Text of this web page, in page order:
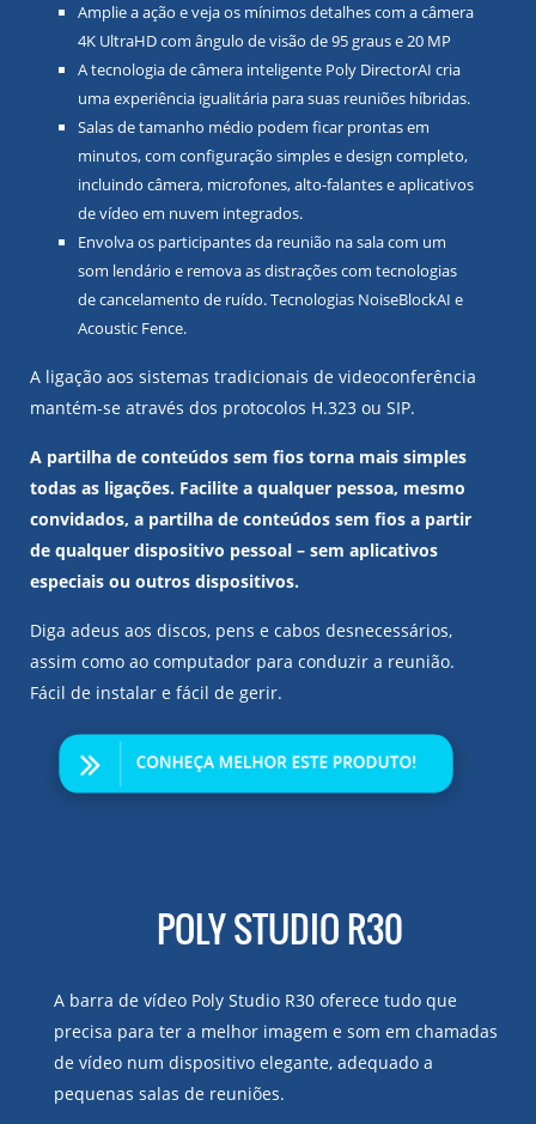
Amplie a ação e veja os mínimos detalhes com a câmera
4K UltraHD com ângulo de visão de 95 graus e 20 MP
A tecnologia de câmera inteligente Poly DirectorAI cria
uma experiência igualitária para suas reuniões híbridas.
Salas de tamanho médio podem ficar prontas em
minutos, com configuração simples e design completo,
incluindo câmera, microfones, alto-falantes e aplicativos
de vídeo em nuvem integrados.
Envolva os participantes da reunião na sala com um
som lendário e remova as distrações com tecnologias
de cancelamento de ruído. Tecnologias NoiseBlockAI e
Acoustic Fence.
A ligação aos sistemas tradicionais de videoconferência
mantém-se através dos protocolos H.323 ou SIP.
A partilha de conteúdos sem fios torna mais simples
todas as ligações. Facilite a qualquer pessoa, mesmo
convidados, a partilha de conteúdos sem fios a partir
de qualquer dispositivo pessoal – sem aplicativos
especiais ou outros dispositivos.
Diga adeus aos discos, pens e cabos desnecessários,
assim como ao computador para conduzir a reunião.
Fácil de instalar e fácil de gerir.
POLY STUDIO R30
A barra de vídeo Poly Studio R30 oferece tudo que
precisa para ter a melhor imagem e som em chamadas
de vídeo num dispositivo elegante, adequado a
pequenas salas de reuniões.